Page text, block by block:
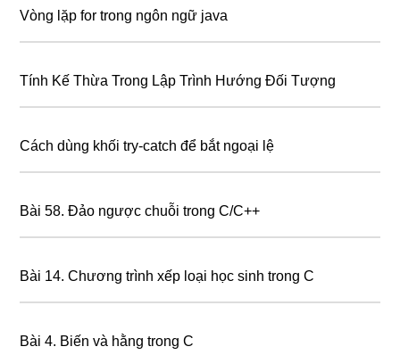
Vòng lặp for trong ngôn ngữ java
Tính Kế Thừa Trong Lập Trình Hướng Đối Tượng
Cách dùng khối try-catch để bắt ngoại lệ
Bài 58. Đảo ngược chuỗi trong C/C++
Bài 14. Chương trình xếp loại học sinh trong C
Bài 4. Biến và hằng trong C